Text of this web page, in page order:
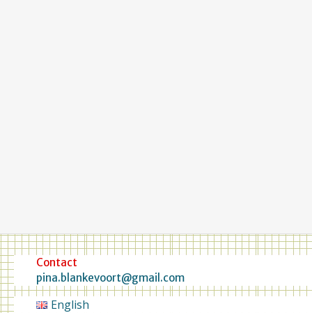
Contact
pina.blankevoort@gmail.com
English